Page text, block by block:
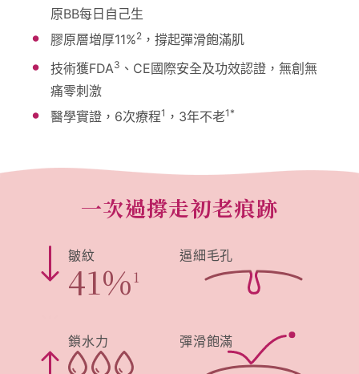
原BB每日自己生
膠原層增厚11%2 ，撐起彈滑飽滿肌
技術獲FDA3 、CE國際安全及功效認證，無創無
痛零刺激
醫學實證，6次療程1 ，3年不老1*
一次過撐走初老痕跡
皺紋
41%1
逼細毛孔
鎖水力 彈滑飽滿